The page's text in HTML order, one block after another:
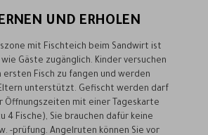
UND ERHOLEN
mit Fischteich beim Sandwirt ist
Gäste zugänglich. Kinder versuchen
ersten Fisch zu fangen und werden
unterstützt. Gefischt werden darf
Öffnungszeiten mit einer Tageskarte
4 Fische), Sie brauchen dafür keine
-prüfung. Angelruten können Sie vor